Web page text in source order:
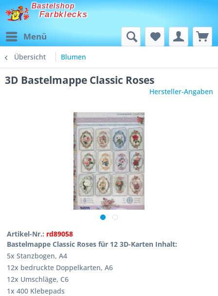
Bastelshop
Farbklecks
Menü
Übersicht Blumen
3D Bastelmappe Classic Roses
Hersteller-Angaben
Artikel-Nr.: rd89058
Bastelmappe Classic Roses für 12 3D-Karten Inhalt:
5x Stanzbogen, A4
12x bedruckte Doppelkarten, A6
12x Umschläge, C6
1x 400 Klebepads